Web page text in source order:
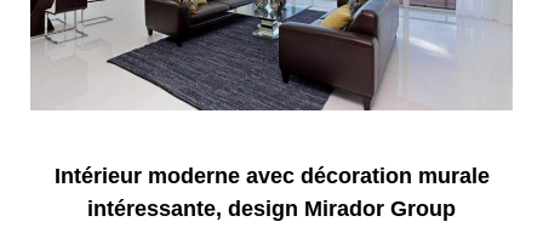
Intérieur moderne avec décoration murale
intéressante, design Mirador Group